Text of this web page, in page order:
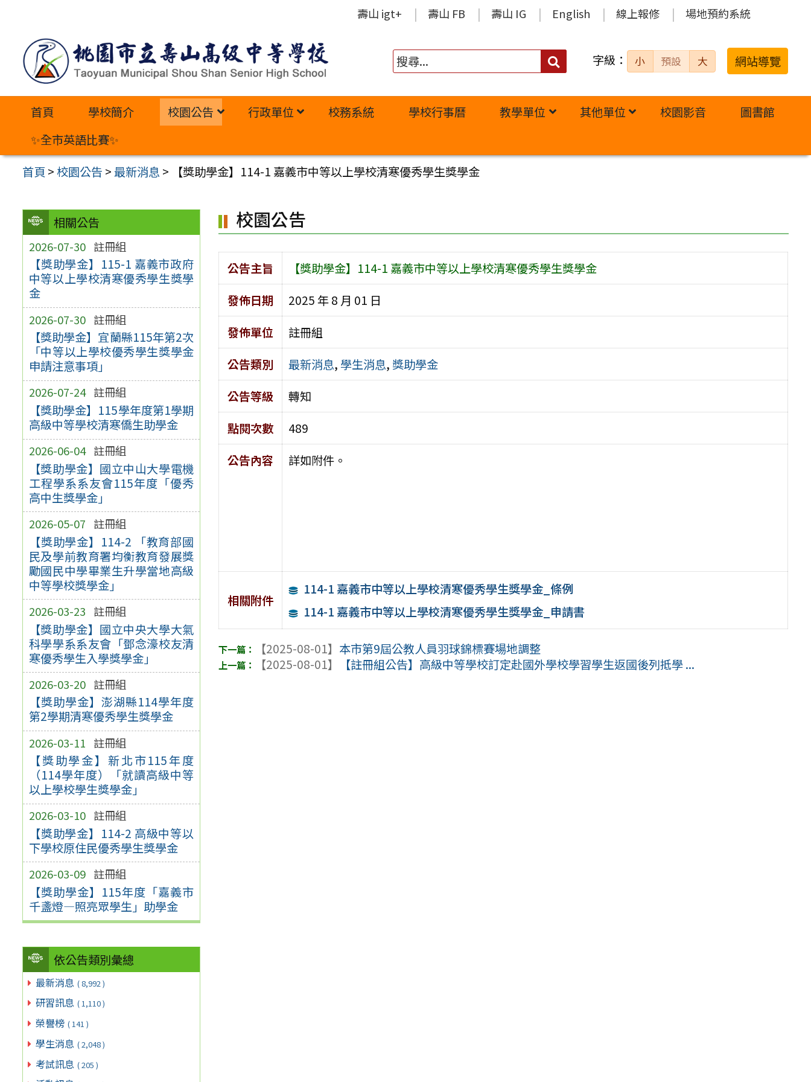
內
壽山 igt+ 壽山 FB 壽山 IG English 線上報修 場地預約系統
搜
字級： 小 預設 大 網站導覽
首頁 學校簡介 校園公告 行政單位 校務系統 學校行事曆 教學單位 其他單位 校園影音
圖書館
✨全市英語比賽✨
首頁 >校園公告 >最新消息 > 【獎助學金】114-1 嘉義市中等以上學校清寒優秀學生獎學金
相關公告
2026-07-30 註冊組
【獎助學金】115-1 嘉義市政府
中等以上學校清寒優秀學生獎學
金
2026-07-30 註冊組
【獎助學金】宜蘭縣115年第2次
「中等以上學校優秀學生獎學金
申請注意事項」
2026-07-24 註冊組
【獎助學金】115學年度第1學期
高級中等學校清寒僑生助學金
2026-06-04 註冊組
【獎助學金】國立中山大學電機
工程學系系友會115年度「優秀
高中生獎學金」
2026-05-07 註冊組
【獎助學金】114-2 「教育部國
民及學前教育署均衡教育發展獎
勵國民中學畢業生升學當地高級
中等學校獎學金」
2026-03-23 註冊組
【獎助學金】國立中央大學大氣
科學學系系友會「鄧念濠校友清
寒優秀學生入學獎學金」
2026-03-20 註冊組
【獎助學金】澎湖縣114學年度
第2學期清寒優秀學生獎學金
2026-03-11 註冊組
【獎助學金】新北市115年度
（114學年度）「就讀高級中等
以上學校學生獎學金」
2026-03-10 註冊組
【獎助學金】114-2 高級中等以
下學校原住民優秀學生獎學金
2026-03-09 註冊組
【獎助學金】115年度「嘉義市
千盞燈—照亮眾學生」助學金
依公告類別彙總
最新消息 ( 8,992 )
研習訊息 ( 1,110 )
榮譽榜 ( 141 )
學生消息 ( 2,048 )
考試訊息 ( 205 )
校園公告
公告主旨
【獎助學金】114-1 嘉義市中等以上學校清寒優秀學生獎學金
發佈日期
2025 年 8 月 01 日
發佈單位
註冊組
公告類別
最新消息, 學生消息, 獎助學金
公告等級
轉知
點閱次數
489
公告內容
詳如附件。
相關附件
114-1 嘉義市中等以上學校清寒優秀學生獎學金_條例
114-1 嘉義市中等以上學校清寒優秀學生獎學金_申請書
【2025-08-01】 本市第9屆公教人員羽球錦標賽場地調整
【2025-08-01】
【註冊組公告】高級中等學校訂定赴國外學校學習學生返國後列抵學 ...